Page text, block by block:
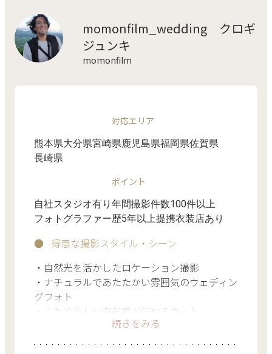
momonfilm_wedding クロギ
ジュンキ
momonfilm
対応エリア
熊本県大分県宮崎県鹿児島県福岡県佐賀県
長崎県
ポイント
自社スタジオ有り 年間撮影件数100件以上
フォトグラファー歴5年以上提携衣装店あり
得意な撮影スタイル・シーン
・自然光を活かしたロケーション撮影
・ナチュラルであたたかい雰囲気のウェディン
グフォト
・ふたりらしい空気感が伝わるカット
・自然体を引き出すコミュニケーション
続きをみる